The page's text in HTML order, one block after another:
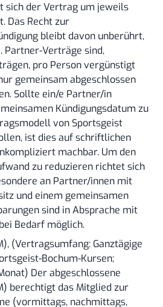
sich der Vertrag um jeweils
Das Recht zur
bleibt davon unberührt,
Partner-Verträge sind,
pro Person vergünstigt
gemeinsam abgeschlossen
Sollte ein/e Partner/in
Kündigungsdatum zu
von Sportsgeist
ist dies auf schriftlichen
machbar. Um den
zu reduzieren richtet sich
an Partner/innen mit
und einem gemeinsamen
sind in Absprache mit
Bedarf möglich.
(Vertragsumfang: Ganztägige
Bochum-Kursen;
Der abgeschlossene
berechtigt das Mitglied zur
(vormittags, nachmittags,